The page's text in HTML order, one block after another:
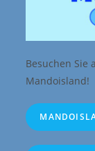
Besuchen Sie
Mandoisland!